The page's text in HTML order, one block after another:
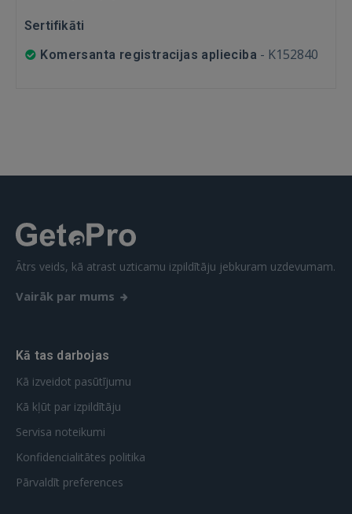
 Sign in with Apple
REĢISTRĀCIJA
Sertifikāti
Komersanta registracijas aplieciba - K152840
Ātrs veids, kā atrast uzticamu izpildītāju jebkuram uzdevumam.
Vairāk par mums
Kā tas darbojas
Kā izveidot pasūtījumu
Kā kļūt par izpildītāju
Servisa noteikumi
Konfidencialitātes politika
Pārvaldīt preferences